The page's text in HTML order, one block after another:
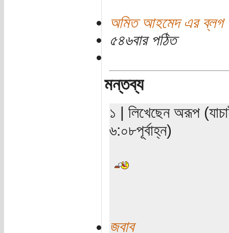
অমিত আহমেদ এর ব্লগ
৫৪৬বার পঠিত
মন্তব্য
১ | লিখেছেন অরূপ
৬:০৮পূর্বাহ্ন)
জবাব